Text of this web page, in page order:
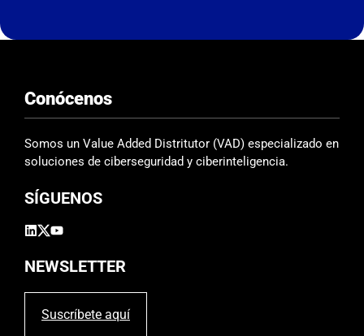
s
c
a
m
p
v
c
o
.
Conócenos
Somos un Value Added Distritutor (VAD) especializado en
soluciones de ciberseguridad y ciberinteligencia.
SÍGUENOS
NEWSLETTER
Suscríbete aquí